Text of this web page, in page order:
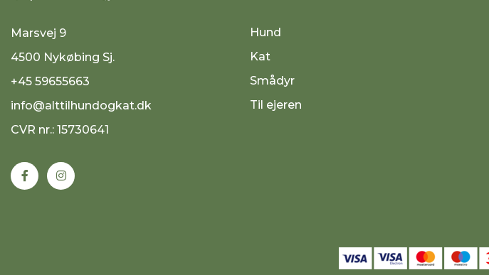
Marsvej 9
4500 Nykøbing Sj.
+45 59655663
info@alttilhundogkat.dk
CVR nr.: 15730641
Hund
Kat
Smådyr
Til ejeren